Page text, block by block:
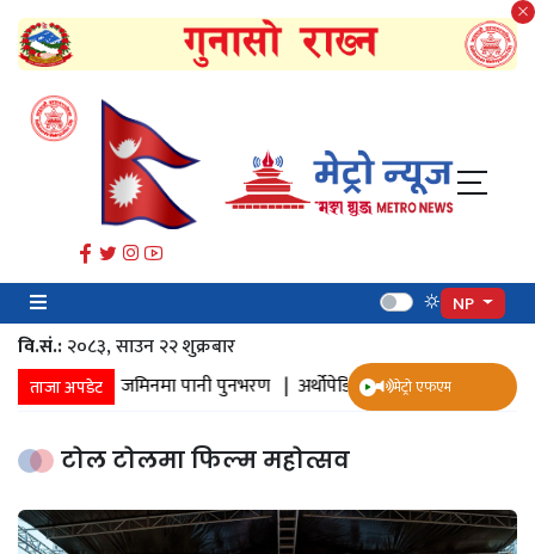
NP
वि.सं.:२०८३, साउन २२ शुक्रबार​
ताजा अपडेट
संकलन |जमिनमा पानी पुनभरण | अर्थोपेडिक इम्प्लान्ट |ज्येष्ठ
मेट्रो एफएम
टोल टोलमा फिल्म महोत्सव